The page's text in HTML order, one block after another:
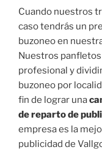
Cuando nuestros
caso tendrás un
buzoneo en
Nuestros
profesional y
buzoneo por
fin de lograr una
de reparto de
empresa es la
publicidad de